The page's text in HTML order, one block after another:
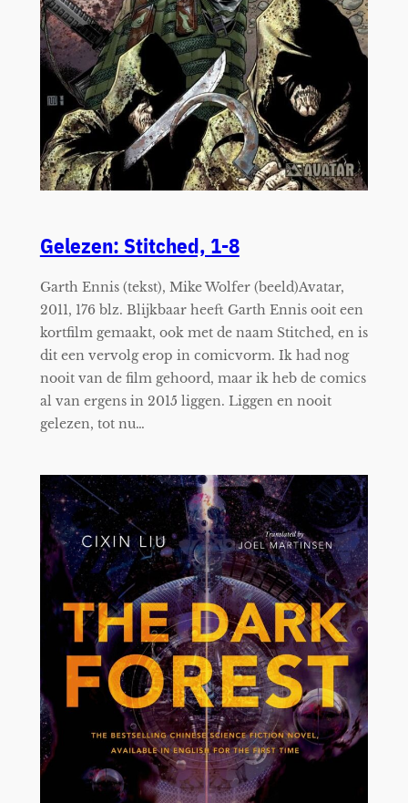
Gelezen: Stitched, 1-8
Garth Ennis (tekst), Mike Wolfer (beeld)Avatar,
2011, 176 blz. Blijkbaar heeft Garth Ennis ooit een
kortfilm gemaakt, ook met de naam Stitched, en is
dit een vervolg erop in comicvorm. Ik had nog
nooit van de film gehoord, maar ik heb de comics
al van ergens in 2015 liggen. Liggen en nooit
gelezen, tot nu…